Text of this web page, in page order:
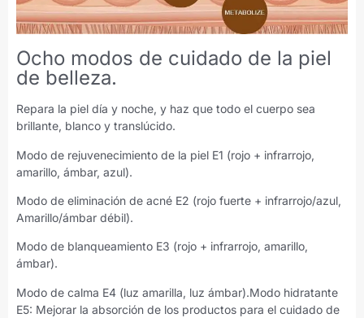
Ocho modos de cuidado de la piel
de belleza.
Repara la piel día y noche, y haz que todo el cuerpo sea
brillante, blanco y translúcido.
Modo de rejuvenecimiento de la piel E1 (rojo + infrarrojo,
amarillo, ámbar, azul).
Modo de eliminación de acné E2 (rojo fuerte + infrarrojo/azul,
Amarillo/ámbar débil).
Modo de blanqueamiento E3 (rojo + infrarrojo, amarillo,
ámbar).
Modo de calma E4 (luz amarilla, luz ámbar).Modo hidratante
E5: Mejorar la absorción de los productos para el cuidado de